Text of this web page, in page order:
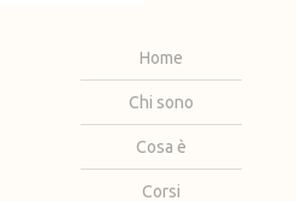
Home
Chi sono
Cosa è
Corsi